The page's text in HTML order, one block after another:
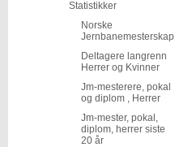
Statistikker
Norske
Jernbanemesterskap
Deltagere langrenn
Herrer og Kvinner
Jm-mesterere, pokal
og diplom , Herrer
Jm-mester, pokal,
diplom, herrer siste
20 år